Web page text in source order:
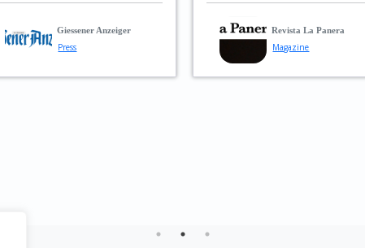
Revista La Panera
truly shine. Balanced in
ensemble sound, and
captivating in solo